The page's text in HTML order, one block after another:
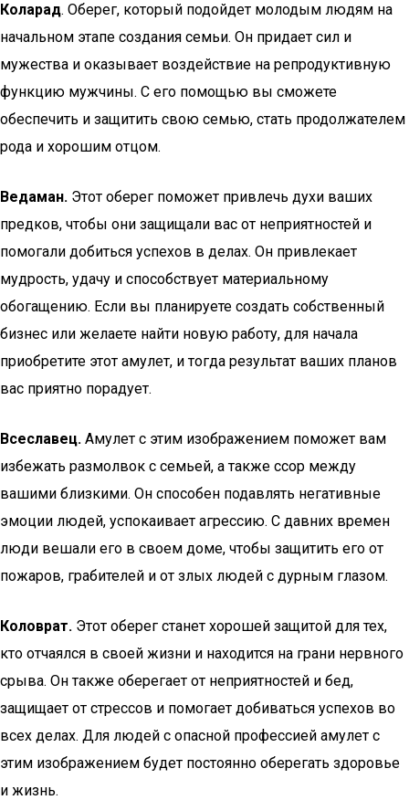
Коларад. Оберег, который подойдет молодым людям на
начальном этапе создания семьи. Он придает сил и
мужества и оказывает воздействие на репродуктивную
функцию мужчины. С его помощью вы сможете
обеспечить и защитить свою семью, стать продолжателем
рода и хорошим отцом.
Ведаман. Этот оберег поможет привлечь духи ваших
предков, чтобы они защищали вас от неприятностей и
помогали добиться успехов в делах. Он привлекает
мудрость, удачу и способствует материальному
обогащению. Если вы планируете создать собственный
бизнес или желаете найти новую работу, для начала
приобретите этот амулет, и тогда результат ваших планов
вас приятно порадует.
Всеславец. Амулет с этим изображением поможет вам
избежать размолвок с семьей, а также ссор между
вашими близкими. Он способен подавлять негативные
эмоции людей, успокаивает агрессию. С давних времен
люди вешали его в своем доме, чтобы защитить его от
пожаров, грабителей и от злых людей с дурным глазом.
Коловрат. Этот оберег станет хорошей защитой для тех,
кто отчаялся в своей жизни и находится на грани нервного
срыва. Он также оберегает от неприятностей и бед,
защищает от стрессов и помогает добиваться успехов во
всех делах. Для людей с опасной профессией амулет с
этим изображением будет постоянно оберегать здоровье
и жизнь.